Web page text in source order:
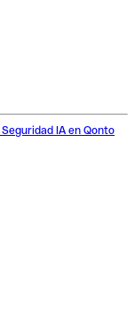
Seguridad IA en Qonto